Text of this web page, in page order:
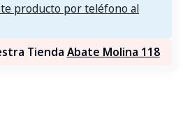
producto por teléfono al
Tienda Abate Molina 118